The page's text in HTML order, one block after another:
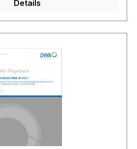
Details